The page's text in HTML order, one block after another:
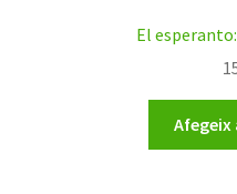
El
Afegeix